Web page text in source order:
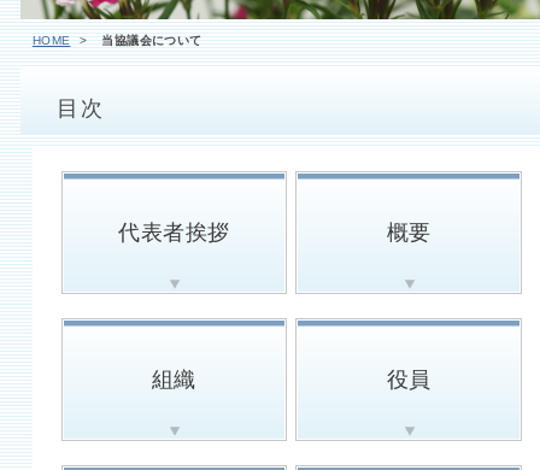
HOME 当協議会について
目次
代表者挨拶 概要
組織 役員